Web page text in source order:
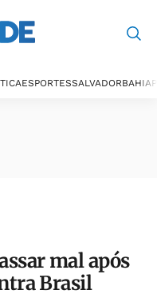
ESPORTESSALVADORBAHIA
mal após
Brasil